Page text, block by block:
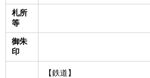
札所
等
御朱
印
【鉄道】